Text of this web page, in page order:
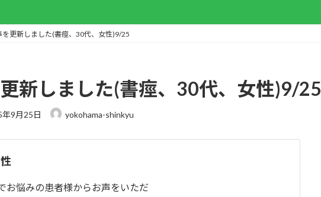
を更新しました(書痙、30代、女性)9/25
新しました(書痙、30代、女性)9/25
年9月25日 yokohama-shinkyu
お悩みの患者様からお声をいただ